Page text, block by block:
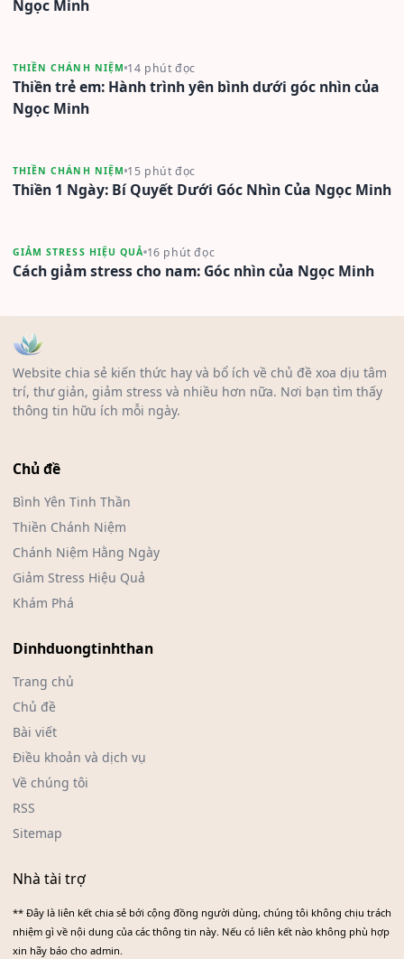
Ngọc Minh
THIỀN CHÁNH NIỆM 14 phút đọc
Thiền trẻ em: Hành trình yên bình dưới góc nhìn của
Ngọc Minh
THIỀN CHÁNH NIỆM 15 phút đọc
Thiền 1 Ngày: Bí Quyết Dưới Góc Nhìn Của Ngọc Minh
GIẢM STRESS HIỆU QUẢ 16 phút đọc
Cách giảm stress cho nam: Góc nhìn của Ngọc Minh
Website chia sẻ kiến thức hay và bổ ích về chủ đề xoa dịu tâm
trí, thư giản, giảm stress và nhiều hơn nữa. Nơi bạn tìm thấy
thông tin hữu ích mỗi ngày.
Chủ đề
Bình Yên Tinh Thần
Thiền Chánh Niệm
Chánh Niệm Hằng Ngày
Giảm Stress Hiệu Quả
Khám Phá
Dinhduongtinhthan
Trang chủ
Chủ đề
Bài viết
Điều khoản và dịch vụ
Về chúng tôi
RSS
Sitemap
Nhà tài trợ
** Đây là liên kết chia sẻ bới cộng đồng người dùng, chúng tôi không chịu trách
nhiệm gì về nội dung của các thông tin này. Nếu có liên kết nào không phù hợp
xin hãy báo cho admin.